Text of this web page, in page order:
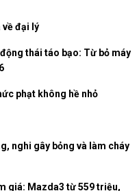
về đại lý
thái táo bạo: Từ bỏ máy
phạt không hề nhỏ
nghi gây bỏng và làm cháy
giá: Mazda3 từ 559 triệu,